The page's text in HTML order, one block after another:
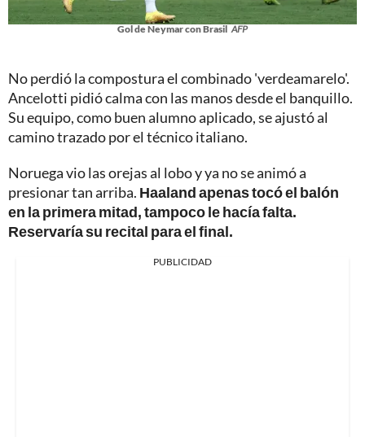
Gol de Neymar con Brasil AFP
No perdió la compostura el combinado 'verdeamarelo'.
Ancelotti pidió calma con las manos desde el banquillo.
Su equipo, como buen alumno aplicado, se ajustó al
camino trazado por el técnico italiano.
Noruega vio las orejas al lobo y ya no se animó a
presionar tan arriba. Haaland apenas tocó el balón
en la primera mitad, tampoco le hacía falta.
Reservaría su recital para el final.
PUBLICIDAD